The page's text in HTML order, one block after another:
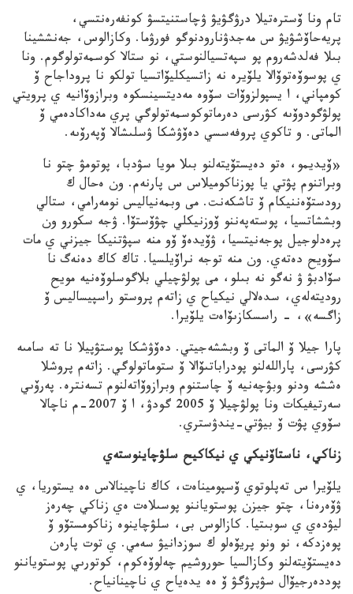
تام ونا ۆسترەتيلا درۋگۋيۋ ۋچاستنيتسۋ كونفەرەنتسي،
پريەحاۆشۋيۋ س مەجدۋنارودنوگو فورۋما. وكازالوس، جەنششينا
بىلا فەلدشەروم پو سپەتسيالنوستي، نو ستالا كوسمەتولوگوم. ونا
ي پوسوۆەتوۆالا يلۆيرە نە زاتسيكليۆاتسيا تولكو نا پروداجاح ۆ
كومپاني، ا يسپولزوۆات سۆوە مەديتسينسكوە وبرازوۆانيە ي پرويتي
پولۋگودوۆىە كۋرسى دەرماتوكوسمەتولوگي پري مەداكادەمي ۆ
الماتى. و تاكوي پروفەسسي دەۆۋشكا ۋسلىشالا ۆپەرۆىە.
«ۆيديمو، ەتو دەيستۆيتەلنو بىلا مويا سۋدبا، پوتومۋ چتو نا
وبراتنوم پۋتي يا پوزناكوميلاس س پارنەم. ون ەحال ك
رودستۆەننيكام ۆ تاشكەنت. مى وبمەنياليس نومەرامي، ستالي
وبششاتسيا، پوستەپەننو ۆوزنيكلي چۋۆستۆا. ۋجە سكورو ون
پرەدلوجيل پوجەنيتسيا، ۋۆيدەۆ ۆو منە سپۋتنيكا جيزني ي مات
سۆويح دەتەي. ون منە توجە نراۆيلسيا. تاك كاك دەنەگ نا
سۆادبۋ ۋ نەگو نە بىلو، مى پولۋچيلي بلاگوسلوۆەنيە مويح
روديتەلەي، سدەلالي نيكياح ي زاتەم پروستو راسپيساليس ۆ
زاگسە»، – راسسكازىۆاەت يلۆيرا.
پارا جيلا ۆ الماتى ۆ وبششەجيتي. دەۆۋشكا پوستۋپيلا نا تە سامىە
كۋرسى، پاراللەلنو پودراباتىۆالا ۆ ستوماتولوگي. زاتەم پروشلا
ەششە ودنو وبۋچەنيە ۆ چاستنوم وبرازوۆاتەلنوم تسەنترە. پەرۆىي
سەرتيفيكات ونا پولۋچيلا ۆ 2005 گودۋ، ا ۆ 2007-م ناچالا
سۆوي پۋت ۆ بيۋتي-يندۋستري.
زناكي، ناستاۆنيكي ي نيكاكيح سلۋچاينوستەي
يلۆيرا س تەپلوتوي ۆسپوميناەت، كاك ناچينالاس ەە يستوريا، ي
ۋۆەرەنا، چتو جيزن پوستوياننو پوسىلاەت ەي زناكي چەرەز
ليۋدەي ي سوبىتيا. كازالوس بى، سلۋچاينوە زناكومستۆو ۆ
پوەزدكە، نو ونو پريۆەلو ك سوزدانيۋ سەمي. ي توت پارەن
دەيستۆيتەلنو وكازالسيا حوروشيم چەلوۆەكوم، كوتورىي پوستوياننو
پوددەرجيۆال سۋپرۋگۋ ۆ ەە يدەياح ي ناچينانياح.